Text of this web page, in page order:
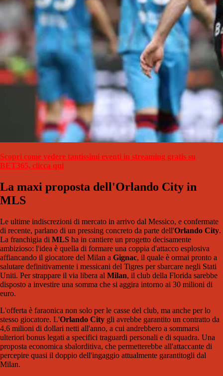
Scopri come vedere tantissimi eventi in streaming gratis su
BET365, clicca qui
La maxi proposta dell'Orlando City in
MLS
Le ultime indiscrezioni di mercato in arrivo dal Messico, e confermate
di recente, parlano di un pressing concreto da parte dell'Orlando City.
La franchigia di MLS ha in cantiere un progetto decisamente
ambizioso: l'idea è quella di formare una coppia d'attacco esplosiva
affiancando il giocatore del Milan a Gignac, il quale è ormai pronto a
salutare definitivamente i messicani del Tigres per sbarcare negli Stati
Uniti. Per strappare il via libera al Milan, il club della Florida sarebbe
disposto a investire una somma che si aggira intorno ai 30 milioni di
euro.
L'offerta è faraonica non solo per le casse del club, ma anche per lo
stesso giocatore. L'Orlando City gli avrebbe garantito un contratto da
4,6 milioni di dollari netti all'anno, a cui andrebbero a sommarsi
ulteriori bonus legati a specifici traguardi personali e di squadra. Una
proposta economica sbalorditiva, che permetterebbe all'attaccante di
percepire quasi il doppio dell'ingaggio attualmente garantitogli dal
Milan.